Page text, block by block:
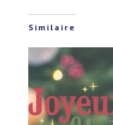
Similaire